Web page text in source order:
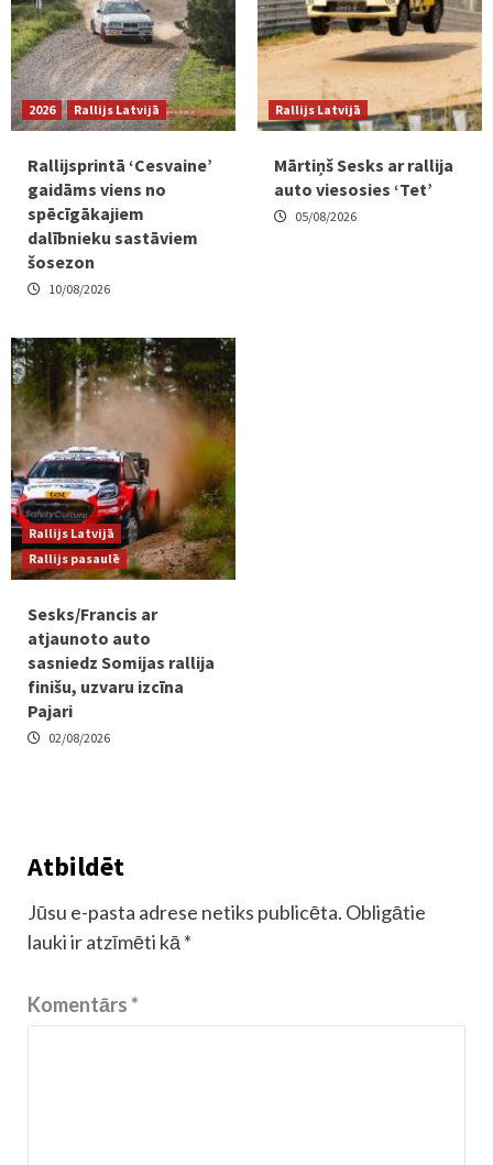
2026 Rallijs Latvijā
Rallijsprintā ‘Cesvaine’
gaidāms viens no
spēcīgākajiem
dalībnieku sastāviem
šosezon
10/08/2026
Rallijs Latvijā
Mārtiņš Sesks ar rallija
auto viesosies ‘Tet’
05/08/2026
Rallijs Latvijā
Rallijs pasaulē
Sesks/Francis ar
atjaunoto auto
sasniedz Somijas rallija
finišu, uzvaru izcīna
Pajari
02/08/2026
Atbildēt
Jūsu e-pasta adrese netiks publicēta. Obligātie
lauki ir atzīmēti kā *
Komentārs*